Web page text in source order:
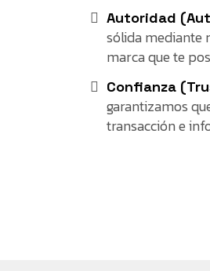
Autoridad
sólida mediante
marca que te
Confianza
garantizamos
transacción e